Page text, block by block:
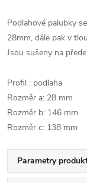
Podlahové palubky
28mm, dále pak v
Jsou sušeny na
Profil : podlaha
Rozměr a: 28 mm
Rozměr b: 146 mm
Rozměr c: 138 mm
Parametry